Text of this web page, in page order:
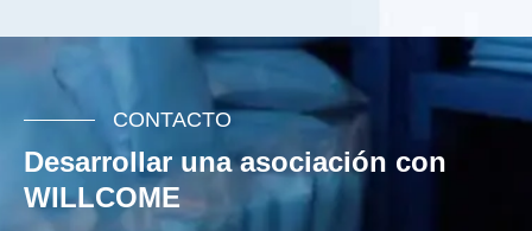
CONTACTO
Desarrollar una asociación con
WILLCOME